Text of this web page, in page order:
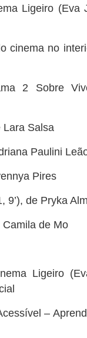
Ligeiro (Eva
cinema no
2 Sobre
Lara Salsa
Paulini
Pires
9’), de Pryka
Camila de Mo
Ligeiro
–